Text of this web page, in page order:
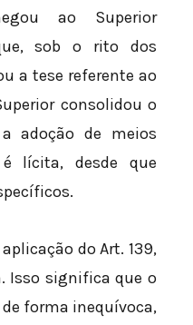
ao Superior
sob o rito dos
a tese referente ao
consolidou o
adoção de meios
lícita, desde que
do Art. 139,
Isso significa que o
forma inequívoca,